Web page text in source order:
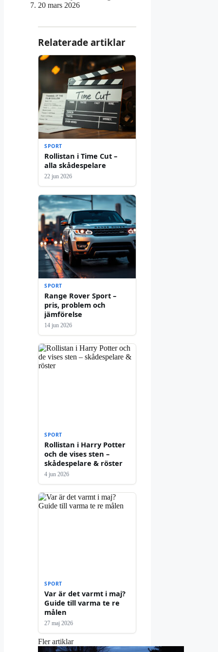
20 mars 2026
Relaterade artiklar
SPORT
Rollistan i Time Cut –
alla skådespelare
22 jun 2026
SPORT
Range Rover Sport –
pris, problem och
jämförelse
14 jun 2026
SPORT
Rollistan i Harry Potter
och de vises sten –
skådespelare & röster
4 jun 2026
SPORT
Var är det varmt i maj?
Guide till varma te re
målen
27 maj 2026
Fler artiklar